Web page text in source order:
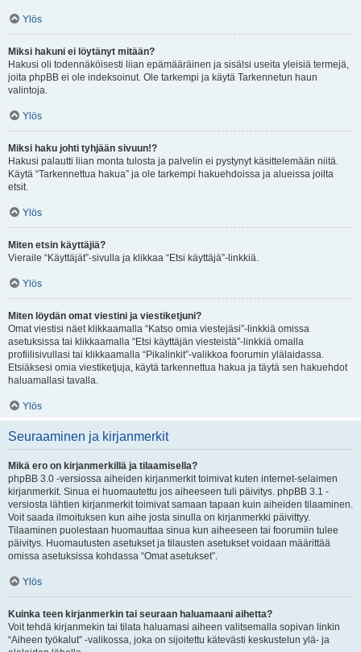
Ylös
Miksi hakuni ei löytänyt mitään?
Hakusi oli todennäköisesti liian epämääräinen ja sisälsi useita yleisiä termejä,
joita phpBB ei ole indeksoinut. Ole tarkempi ja käytä Tarkennetun haun
valintoja.
Ylös
Miksi haku johti tyhjään sivuun!?
Hakusi palautti liian monta tulosta ja palvelin ei pystynyt käsittelemään niitä.
Käytä “Tarkennettua hakua” ja ole tarkempi hakuehdoissa ja alueissa joilta
etsit.
Ylös
Miten etsin käyttäjiä?
Vieraile “Käyttäjät”-sivulla ja klikkaa “Etsi käyttäjä”-linkkiä.
Ylös
Miten löydän omat viestini ja viestiketjuni?
Omat viestisi näet klikkaamalla “Katso omia viestejäsi”-linkkiä omissa
asetuksissa tai klikkaamalla “Etsi käyttäjän viesteistä”-linkkiä omalla
profiilisivullasi tai klikkaamalla “Pikalinkit”-valikkoa foorumin ylälaidassa.
Etsiäksesi omia viestiketjuja, käytä tarkennettua hakua ja täytä sen hakuehdot
haluamallasi tavalla.
Ylös
Seuraaminen ja kirjanmerkit
Mikä ero on kirjanmerkillä ja tilaamisella?
phpBB 3.0 -versiossa aiheiden kirjanmerkit toimivat kuten internet-selaimen
kirjanmerkit. Sinua ei huomautettu jos aiheeseen tuli päivitys. phpBB 3.1 -
versiosta lähtien kirjanmerkit toimivat samaan tapaan kuin aiheiden tilaaminen.
Voit saada ilmoituksen kun aihe josta sinulla on kirjanmerkki päivittyy.
Tilaaminen puolestaan huomauttaa sinua kun aiheeseen tai foorumiin tulee
päivitys. Huomautusten asetukset ja tilausten asetukset voidaan määrittää
omissa asetuksissa kohdassa “Omat asetukset”.
Ylös
Kuinka teen kirjanmerkin tai seuraan haluamaani aihetta?
Voit tehdä kirjanmekin tai tilata haluamasi aiheen valitsemalla sopivan linkin
“Aiheen työkalut” -valikossa, joka on sijoitettu kätevästi keskustelun ylä- ja